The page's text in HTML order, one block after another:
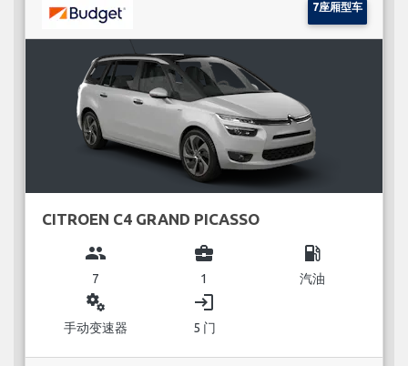
7座厢型车
CITROEN C4 GRAND PICASSO
group
7
business_center
1
local_gas_station
汽油
miscellaneous_services
手动变速器
login
5 门